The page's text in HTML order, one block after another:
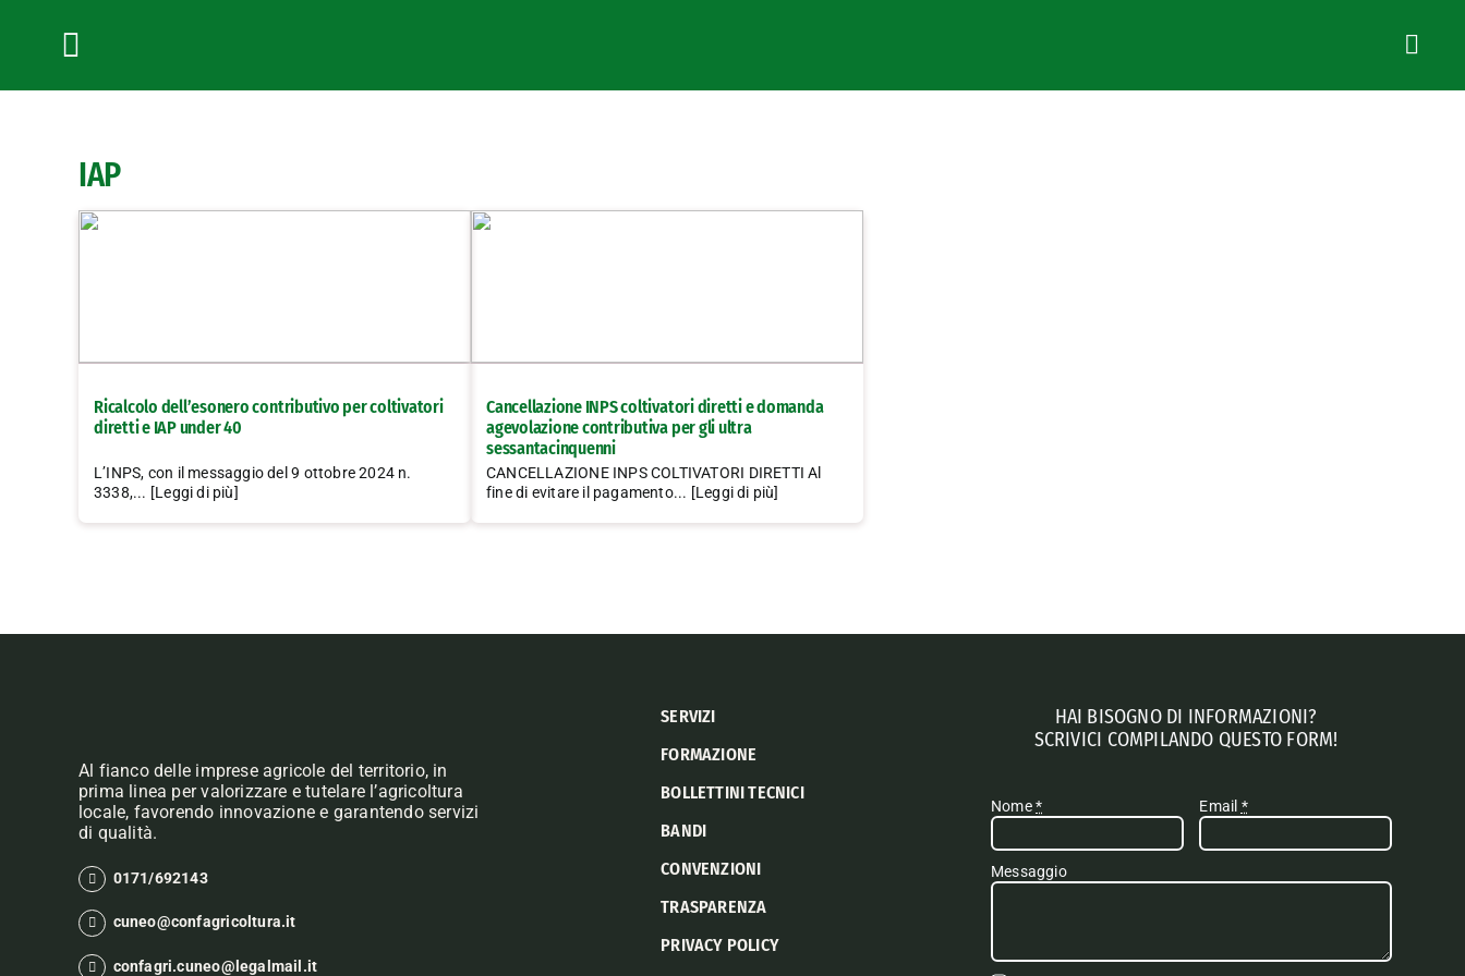
Toggle
Navigation
IAP
Ricalcolo dell’esonero contributivo per coltivatori
diretti e IAP under 40
L’INPS, con il messaggio del 9 ottobre 2024 n.
3338,... [Leggi di più]
Cancellazione INPS coltivatori diretti e domanda
agevolazione contributiva per gli ultra
sessantacinquenni
CANCELLAZIONE INPS COLTIVATORI DIRETTI Al
fine di evitare il pagamento... [Leggi di più]
Al fianco delle imprese agricole del territorio, in
prima linea per valorizzare e tutelare l’agricoltura
locale, favorendo innovazione e garantendo servizi
di qualità.
0171/692143
cuneo@confagricoltura.it
confagri.cuneo@legalmail.it
SERVIZI
FORMAZIONE
BOLLETTINI TECNICI
BANDI
CONVENZIONI
TRASPARENZA
PRIVACY POLICY
HAI BISOGNO DI INFORMAZIONI?
SCRIVICI COMPILANDO QUESTO FORM!
Nome* Email *
Messaggio